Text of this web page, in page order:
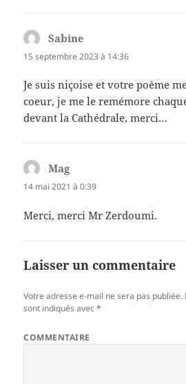
Sabine
15 septembre 2023 à 14:36
Je suis niçoise et votre poème
coeur, je me le remémore
devant la Cathédrale, merci…
Magdit :
14 mai 2021 à 0:39
Merci, merci Mr Zerdoumi.
Laisser un commentaire
Votre adresse e-mail ne sera pas publiée.
sont indiqués avec*
COMMENTAIRE